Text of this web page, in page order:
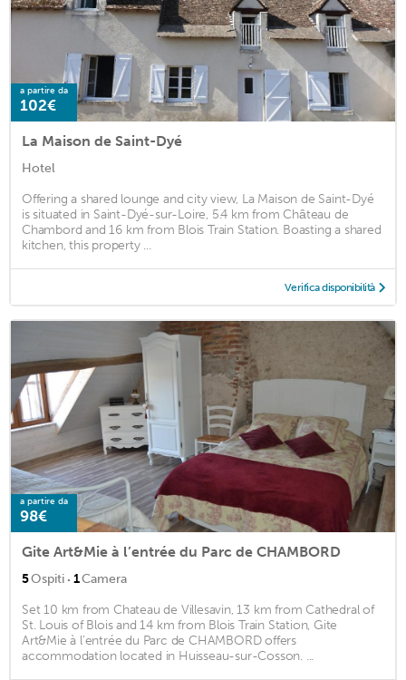
a partire da
102€
La Maison de Saint-Dyé
Hotel
Offering a shared lounge and city view, La Maison de Saint-Dyé
is situated in Saint-Dyé-sur-Loire, 5.4 km from Château de
Chambord and 16 km from Blois Train Station. Boasting a shared
kitchen, this property ...
Verifica disponibilità
a partire da
98€
Gite Art&Mie à l’entrée du Parc de CHAMBORD
5Ospiti · 1Camera
Set 10 km from Chateau de Villesavin, 13 km from Cathedral of
St. Louis of Blois and 14 km from Blois Train Station, Gite
Art&Mie à l’entrée du Parc de CHAMBORD offers
accommodation located in Huisseau-sur-Cosson. ...